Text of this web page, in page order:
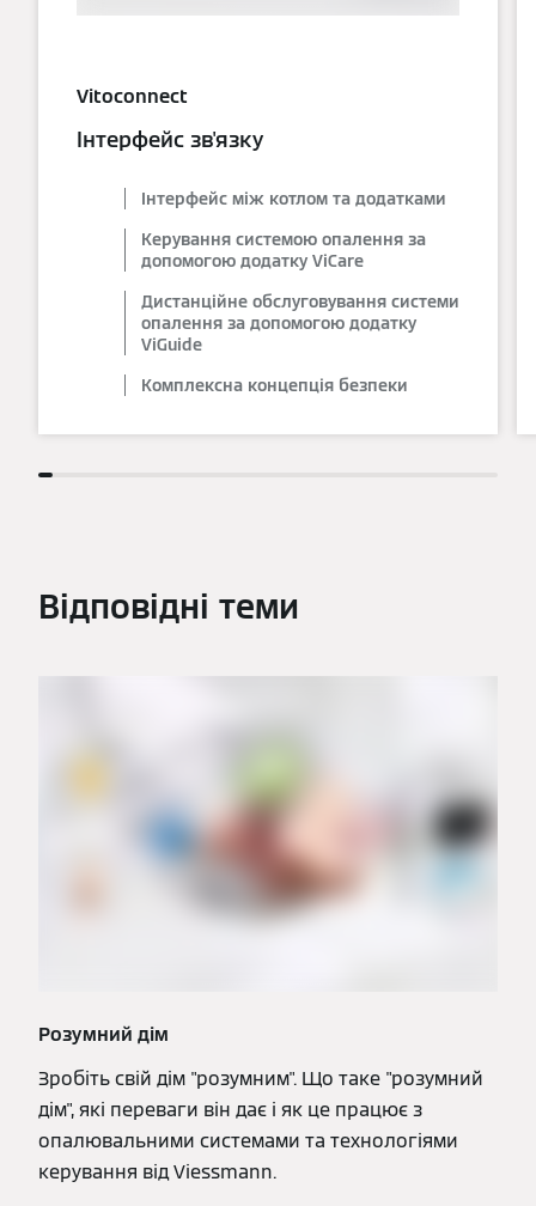
Vitoconnect
Інтерфейс зв'язку
Інтерфейс між котлом та додатками
Керування системою опалення за
допомогою додатку ViCare
Дистанційне обслуговування системи
опалення за допомогою додатку
ViGuide
Комплексна концепція безпеки
Відповідні теми
Розумний дім
Зробіть свій дім "розумним". Що таке "розумний
дім", які переваги він дає і як це працює з
опалювальними системами та технологіями
керування від Viessmann.